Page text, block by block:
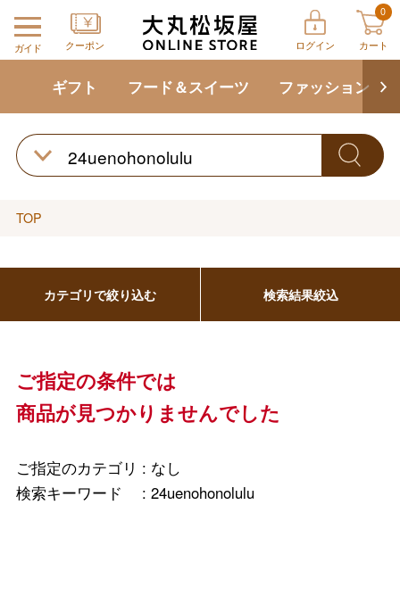
ガイド クーポン ログイン
0
カート
ギフト フード＆スイーツ ファッション
TOP
ご指定の条件では
商品が見つかりませんでした
ご指定のカテゴリ : なし
検索キーワード : 24uenohonolulu
カテゴリで絞り込む 検索結果絞込
フード＆スイーツ
ホーム＆インテリア
結婚内祝い
快気祝い
母の日
お中元
敬老の日
お歳暮